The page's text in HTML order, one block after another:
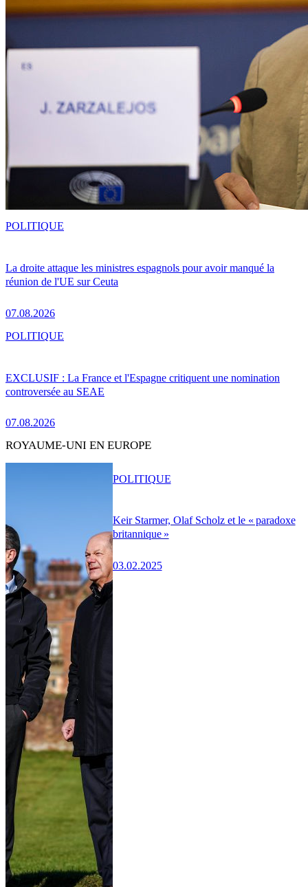
La droite attaque les ministres espagnols pour avoir manqué la
réunion de l'UE sur Ceuta
07.08.2026
POLITIQUE
EXCLUSIF : La France et l'Espagne critiquent une nomination
controversée au SEAE
07.08.2026
POLITIQUE
ROYAUME-UNI EN EUROPE
Keir Starmer, Olaf Scholz et le « paradoxe
britannique »
03.02.2025
POLITIQUE